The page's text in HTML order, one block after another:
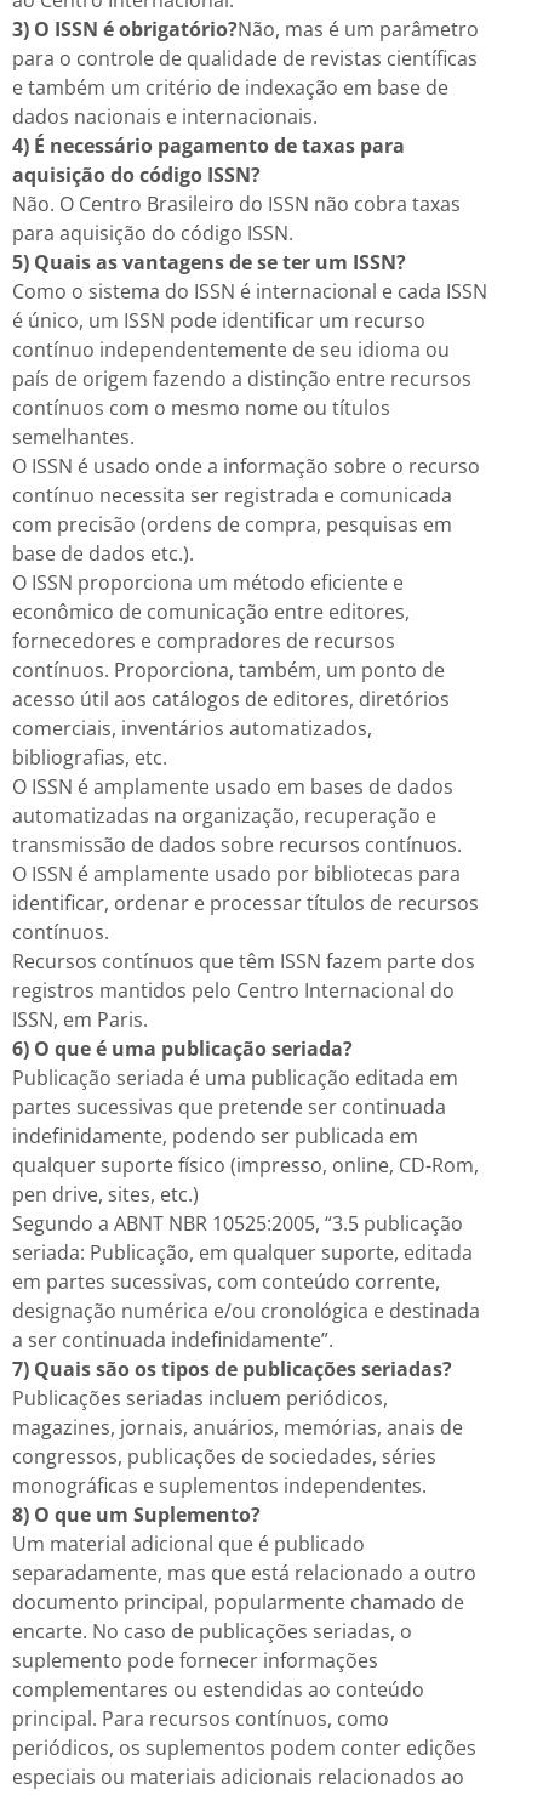
3) O ISSN é obrigatório?Não, mas é um parâmetro
para o controle de qualidade de revistas científicas
e também um critério de indexação em base de
dados nacionais e internacionais.
4) É necessário pagamento de taxas para
aquisição do código ISSN?
Não. O Centro Brasileiro do ISSN não cobra taxas
para aquisição do código ISSN.
5) Quais as vantagens de se ter um ISSN?
Como o sistema do ISSN é internacional e cada ISSN
é único, um ISSN pode identificar um recurso
contínuo independentemente de seu idioma ou
país de origem fazendo a distinção entre recursos
contínuos com o mesmo nome ou títulos
semelhantes.
O ISSN é usado onde a informação sobre o recurso
contínuo necessita ser registrada e comunicada
com precisão (ordens de compra, pesquisas em
base de dados etc.).
O ISSN proporciona um método eficiente e
econômico de comunicação entre editores,
fornecedores e compradores de recursos
contínuos. Proporciona, também, um ponto de
acesso útil aos catálogos de editores, diretórios
comerciais, inventários automatizados,
bibliografias, etc.
O ISSN é amplamente usado em bases de dados
automatizadas na organização, recuperação e
transmissão de dados sobre recursos contínuos.
O ISSN é amplamente usado por bibliotecas para
identificar, ordenar e processar títulos de recursos
contínuos.
Recursos contínuos que têm ISSN fazem parte dos
registros mantidos pelo Centro Internacional do
ISSN, em Paris.
6) O que é uma publicação seriada?
Publicação seriada é uma publicação editada em
partes sucessivas que pretende ser continuada
indefinidamente, podendo ser publicada em
qualquer suporte físico (impresso, online, CD-Rom,
pen drive, sites, etc.)
Segundo a ABNT NBR 10525:2005, “3.5 publicação
seriada: Publicação, em qualquer suporte, editada
em partes sucessivas, com conteúdo corrente,
designação numérica e/ou cronológica e destinada
a ser continuada indefinidamente”.
7) Quais são os tipos de publicações seriadas?
Publicações seriadas incluem periódicos,
magazines, jornais, anuários, memórias, anais de
congressos, publicações de sociedades, séries
monográficas e suplementos independentes.
8) O que um Suplemento?
Um material adicional que é publicado
separadamente, mas que está relacionado a outro
documento principal, popularmente chamado de
encarte. No caso de publicações seriadas, o
suplemento pode fornecer informações
complementares ou estendidas ao conteúdo
principal. Para recursos contínuos, como
periódicos, os suplementos podem conter edições
especiais ou materiais adicionais relacionados ao